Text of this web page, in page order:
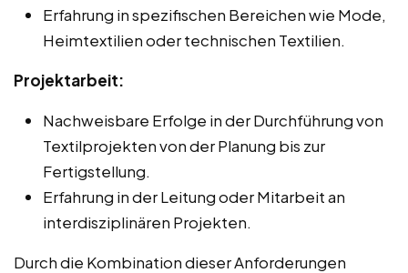
Erfahrung in spezifischen Bereichen wie Mode,
Heimtextilien oder technischen Textilien.
Projektarbeit:
Nachweisbare Erfolge in der Durchführung von
Textilprojekten von der Planung bis zur
Fertigstellung.
Erfahrung in der Leitung oder Mitarbeit an
interdisziplinären Projekten.
Durch die Kombination dieser Anforderungen